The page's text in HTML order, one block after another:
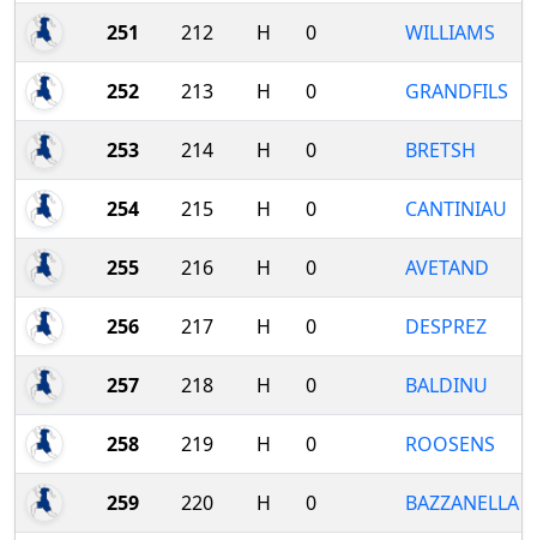
251 212 H 0 WILLIAMS
252 213 H 0 GRANDFILS
253 214 H 0 BRETSH
254 215 H 0 CANTINIAU
255 216 H 0 AVETAND
256 217 H 0 DESPREZ
257 218 H 0 BALDINU
258 219 H 0 ROOSENS
259 220 H 0 BAZZANELLA